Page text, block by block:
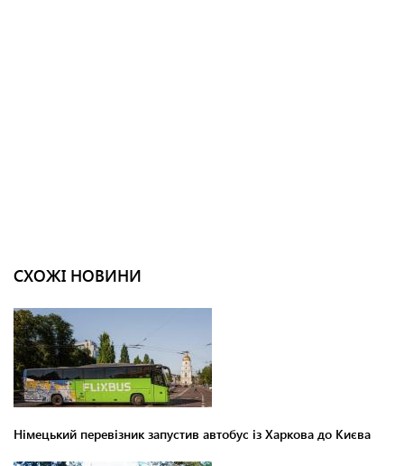
СХОЖІ НОВИНИ
Німецький перевізник запустив автобус із Харкова до Києва